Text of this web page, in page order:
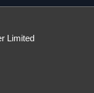
Limited